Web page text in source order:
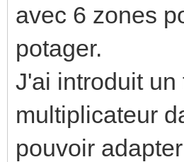
avec 6 zones
potager.
J'ai introduit
multiplicateur
pouvoir